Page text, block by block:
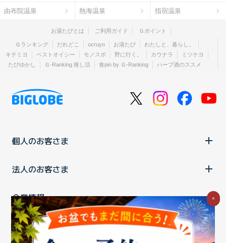
由布院温泉 熱海温泉 指宿温泉
お湯たびとは ご利用ガイド Ｇポイント
Ｇランキング だれどこ ocruyo お湯たび
わたしと、暮らし。
キテミヨ
ベストオイシー モノスポ 野に行く。 カウナラ
ミツケヨ
たびゆかし
Ｇ-Ranking 推し活 食pin by Ｇ-Ranking ハーブ酒のススメ
個人のお客さま
法人のお客さま
企業情報
ご利用中の方
×